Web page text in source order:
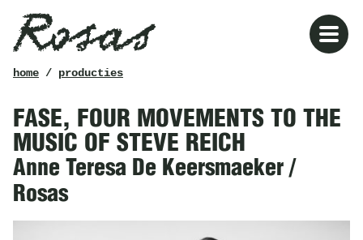
kruimelpad
home/ producties
FASE, FOUR MOVEMENTS TO THE
MUSIC OF STEVE REICH
Anne Teresa De Keersmaeker /
Rosas